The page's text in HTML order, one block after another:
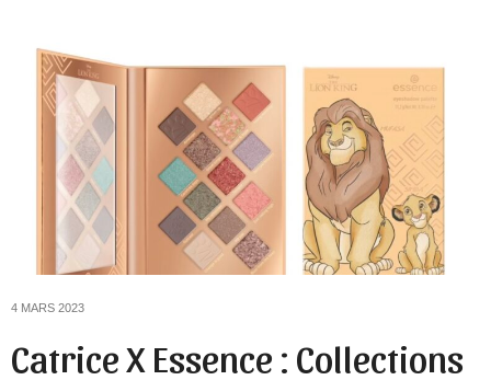
4 MARS 2023
Catrice X Essence : Collections